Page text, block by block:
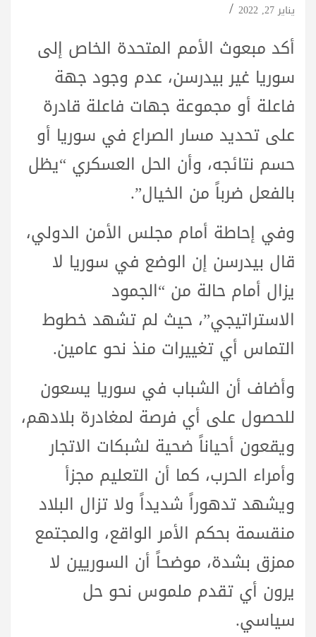
يناير 27, 2022
أكد مبعوث الأمم المتحدة الخاص إلى
سوريا غير بيدرسن، عدم وجود جهة
فاعلة أو مجموعة جهات فاعلة قادرة
على تحديد مسار الصراع في سوريا أو
حسم نتائجه، وأن الحل العسكري “يظل
بالفعل ضرباً من الخيال”.
وفي إحاطة أمام مجلس الأمن الدولي،
قال بيدرسن إن الوضع في سوريا لا
يزال أمام حالة من “الجمود
الاستراتيجي”، حيث لم تشهد خطوط
التماس أي تغييرات منذ نحو عامين.
وأضاف أن الشباب في سوريا يسعون
للحصول على أي فرصة لمغادرة بلادهم،
ويقعون أحياناً ضحية لشبكات الاتجار
وأمراء الحرب، كما أن التعليم مجزأ
ويشهد تدهوراً شديداً ولا تزال البلاد
منقسمة بحكم الأمر الواقع، والمجتمع
ممزق بشدة، موضحاً أن السوريين لا
يرون أي تقدم ملموس نحو حل
سياسي.